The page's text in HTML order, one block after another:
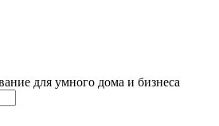
для умного дома и бизнеса